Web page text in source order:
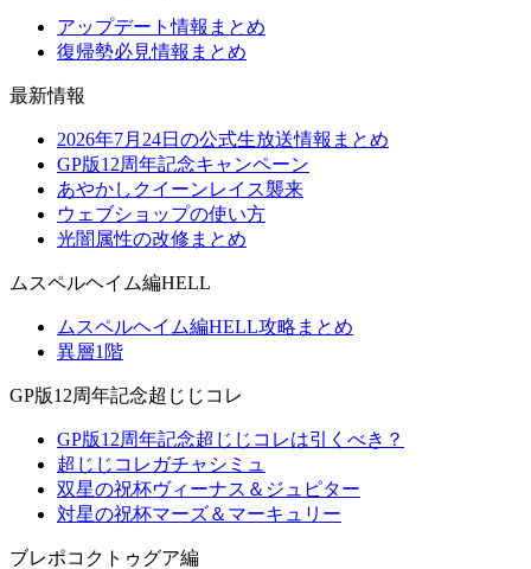
アップデート情報まとめ
復帰勢必見情報まとめ
最新情報
2026年7月24日の公式生放送情報まとめ
GP版12周年記念キャンペーン
あやかしクイーンレイス襲来
ウェブショップの使い方
光闇属性の改修まとめ
ムスペルヘイム編HELL
ムスペルヘイム編HELL攻略まとめ
異層1階
GP版12周年記念超じじコレ
GP版12周年記念超じじコレは引くべき？
超じじコレガチャシミュ
双星の祝杯ヴィーナス＆ジュピター
対星の祝杯マーズ＆マーキュリー
ブレポコクトゥグア編